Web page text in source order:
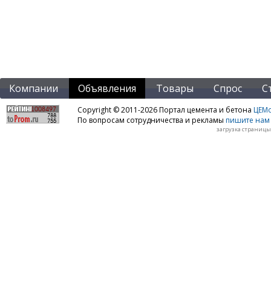
Компании Объявления Товары Спрос
Copyright © 2011-2026 Портал цемента и бетона
По вопросам сотрудничества и рекламы пишите нам
загрузка